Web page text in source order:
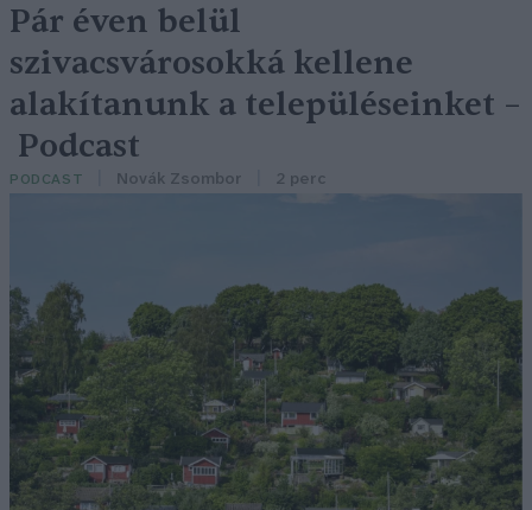
Pár éven belül
szivacsvárosokká kellene
alakítanunk a településeinket –
Podcast
PODCAST Novák Zsombor 2 perc